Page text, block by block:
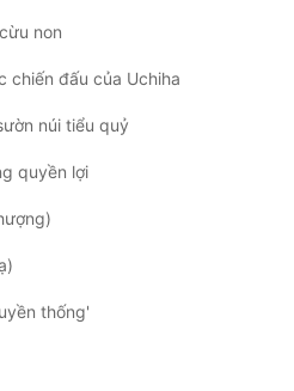
non
chiến đấu của Uchiha
núi tiểu quỷ
quyền lợi
thống'